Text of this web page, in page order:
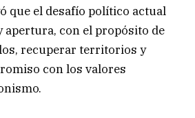
que el desafío político actual
apertura, con el propósito de
recuperar territorios y
con los valores